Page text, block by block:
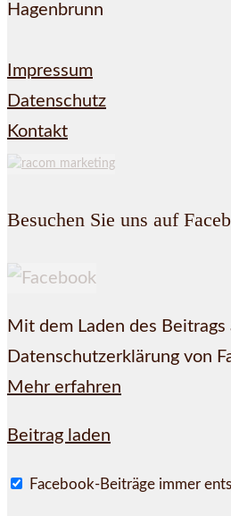
Hagenbrunn
Impressum
Datenschutz
Kontakt
Besuchen Sie uns auf
Mit dem Laden des
Datenschutzerklärung von
Mehr erfahren
Beitrag laden
Facebook-Beiträge immer